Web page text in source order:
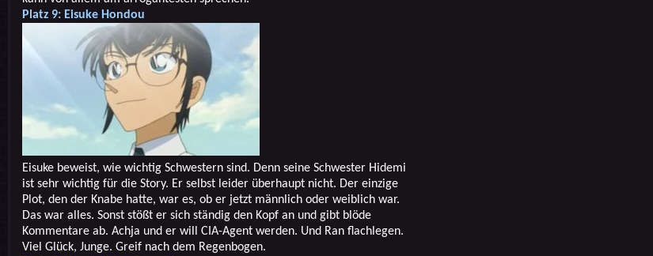
Platz 9: Eisuke Hondou
Eisuke beweist, wie wichtig Schwestern sind. Denn seine Schwester Hidemi
ist sehr wichtig für die Story. Er selbst leider überhaupt nicht. Der einzige
Plot, den der Knabe hatte, war es, ob er jetzt männlich oder weiblich war.
Das war alles. Sonst stößt er sich ständig den Kopf an und gibt blöde
Kommentare ab. Achja und er will CIA-Agent werden. Und Ran flachlegen.
Viel Glück, Junge. Greif nach dem Regenbogen.